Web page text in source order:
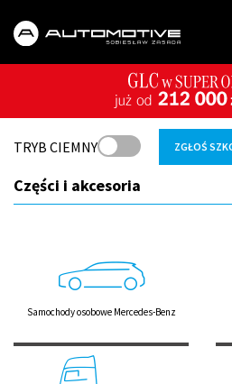
TRYB CIEMNY ZGŁOŚ
Części i akcesoria
Samochody osobowe Mercedes-Benz